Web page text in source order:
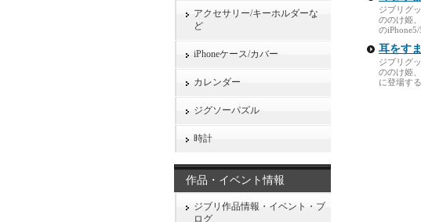
ジブリグ
ののけ姫
の
耳をす
ジブリグ
ののけ姫
に登場す
アクセサリー/キーホルダーな
ど
iPhoneケース/カバー
カレンダー
ジグソーパズル
時計
作品・イベント情報
ジブリ作品情報・イベント・ブ
ログ